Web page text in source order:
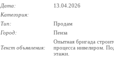
Дата:
13.04.2026
Категория:
Тип:
Продам
Город:
Пенза
Текст объявления:
Опытная бригада
процесса нивелиром.
этажи.